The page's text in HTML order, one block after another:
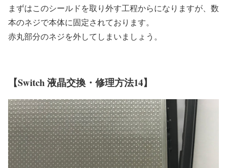
まずはこのシールドを取り外す工程からになりますが、数
本のネジで本体に固定されております。
赤丸部分のネジを外してしまいましょう。
【Switch 液晶交換・修理方法14】